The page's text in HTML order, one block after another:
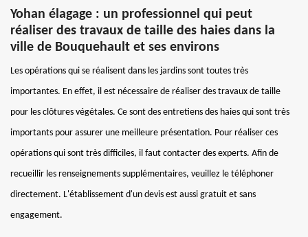
Yohan élagage : un professionnel qui peut
réaliser des travaux de taille des haies dans la
ville de Bouquehault et ses environs
Les opérations qui se réalisent dans les jardins sont toutes très
importantes. En effet, il est nécessaire de réaliser des travaux de taille
pour les clôtures végétales. Ce sont des entretiens des haies qui sont très
importants pour assurer une meilleure présentation. Pour réaliser ces
opérations qui sont très difficiles, il faut contacter des experts. Afin de
recueillir les renseignements supplémentaires, veuillez le téléphoner
directement. L'établissement d'un devis est aussi gratuit et sans
engagement.